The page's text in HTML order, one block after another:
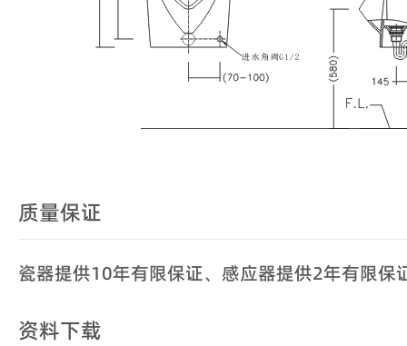
质量保证
瓷器提供10年有限保证、感应器提供2年有限保
资料下载